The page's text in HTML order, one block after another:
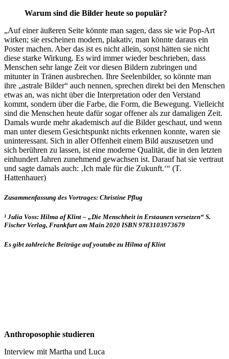
Warum sind die Bilder heute so populär?
„Auf einer äußeren Seite könnte man sagen, dass sie wie Pop-Art
wirken; sie erscheinen modern, plakativ, man könnte daraus ein
Poster machen. Aber das ist es nicht allein, sonst hätten sie nicht
diese starke Wirkung. Es wird immer wieder beschrieben, dass
Menschen sehr lange Zeit vor diesen Bildern zubringen und
mitunter in Tränen ausbrechen. Ihre Seelenbilder, so könnte man
ihre „astrale Bilder“ auch nennen, sprechen direkt bei den Menschen
etwas an, was nicht über die Interpretation oder den Verstand
kommt, sondern über die Farbe, die Form, die Bewegung. Vielleicht
sind die Menschen heute dafür sogar offener als zur damaligen Zeit.
Damals wurde mehr akademisch auf die Bilder geschaut, und wenn
man unter diesem Gesichtspunkt nichts erkennen konnte, waren sie
uninteressant. Sich in aller Offenheit einem Bild auszusetzen und
sich berühren zu lassen, ist eine moderne Qualität, die in den letzten
einhundert Jahren zunehmend gewachsen ist. Darauf hat sie vertraut
und sagte damals auch: ‚Ich male für die Zukunft.‘“ (T.
Hattenhauer)
Zusammenfassung des Vortrages: Christine Pflug
¹ Julia Voss: Hilma af Klint – „Die Menschheit in Erstaunen versetzen“ S.
Fischer Verlag, Frankfurt am Main 2020 ISBN 9783103973679
Es gibt zahlreiche Beiträge auf youtube zu Hilma af Klint
Anthroposophie studieren
Interview mit Martha und Luca